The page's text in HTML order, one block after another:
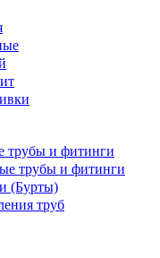
трубы и фитинги
трубы и фитинги
(Бурты)
труб